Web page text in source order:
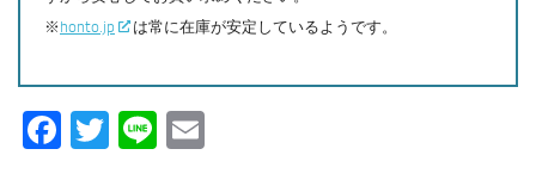
※ honto.jp は常に在庫が安定しているようです。
Facebook
Twitter
Line